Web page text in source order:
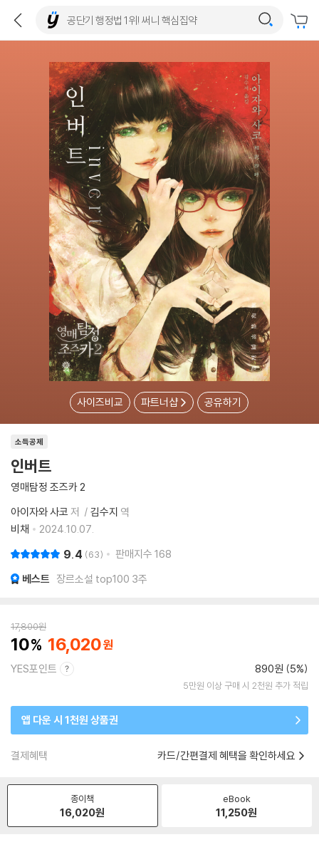
사이즈비교 파트너샵 공유하기
소득공제
인버트
영매탐정 조즈카 2
아이자와 사코 저 김수지 역
비채
2024.10.07.
9.4 63 판매지수 168
베스트 장르소설 top100 3주
17,800원
10 16,020
YES포인트 890원 (5%)
5만원 이상 구매 시 2천원 추가 적립
앱 다운 시 1천원 상품권
결제혜택 카드/간편결제 혜택을 확인하세요
종이책
16,020원
eBook
11,250원